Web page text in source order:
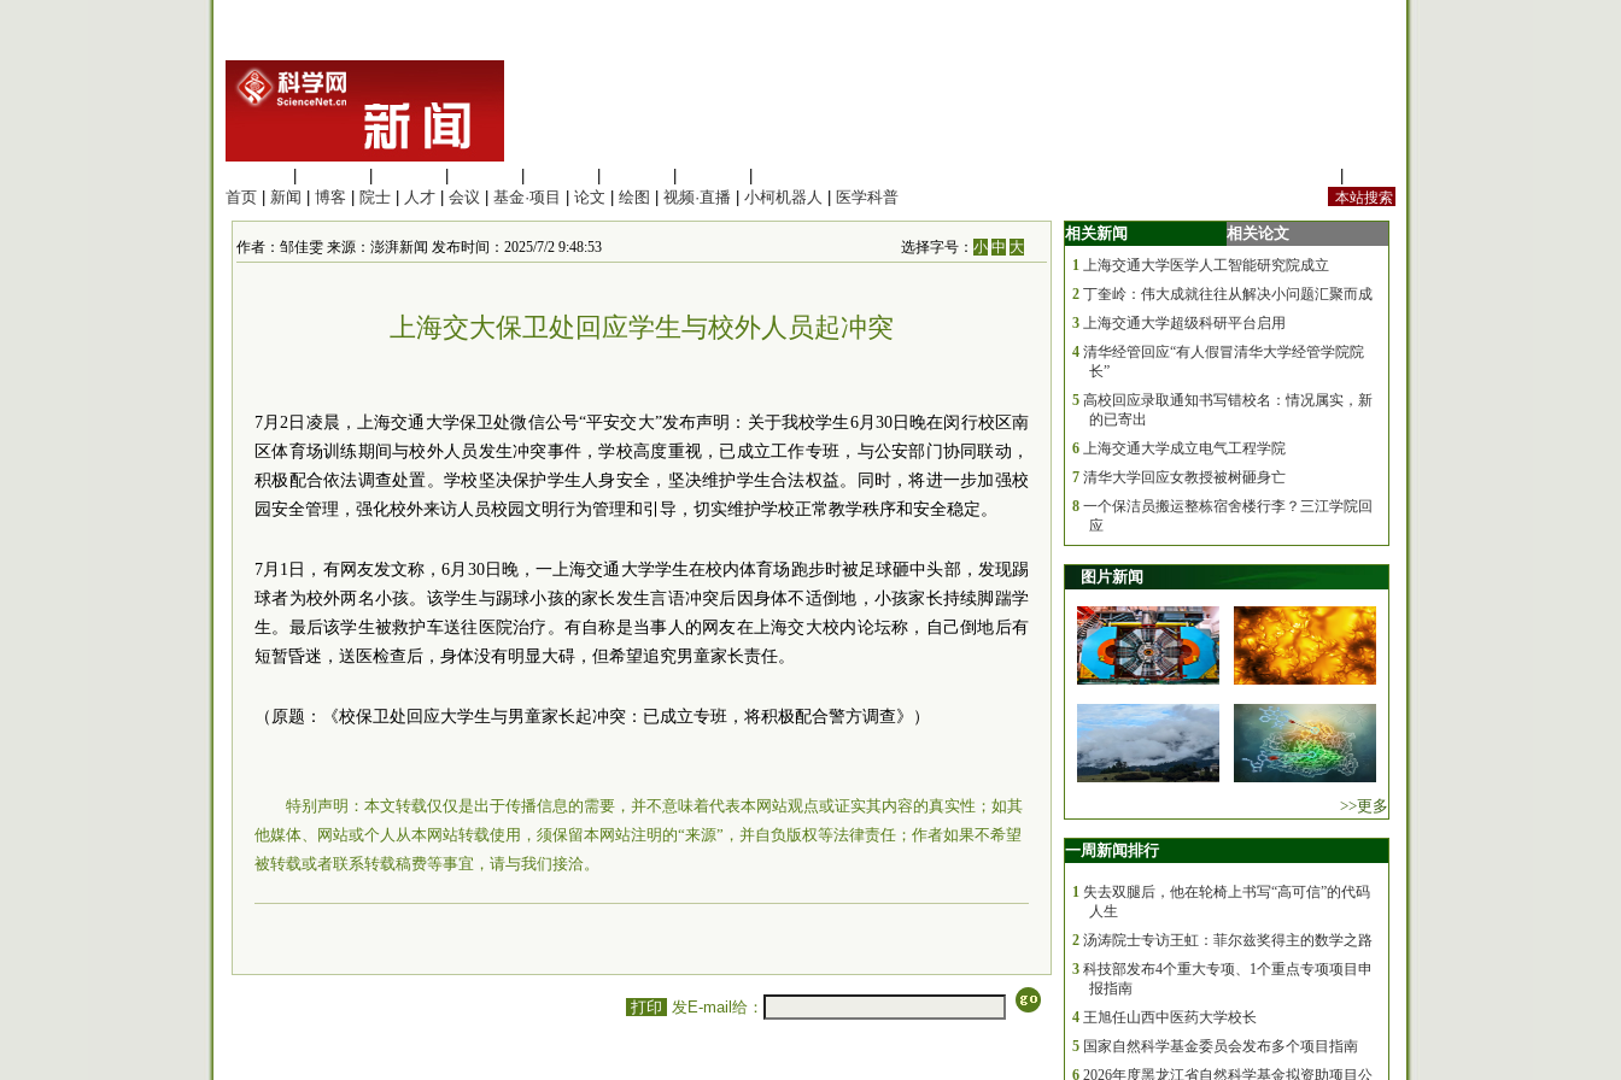
首页
新闻 博客 院士 人才 会议 基金·项目 论文 绘图 视频·直播 小柯机器人 医学科普
作者：邹佳雯 来源：澎湃新闻 发布时间：2025/7/2 9:48:53 选择字号：小 中 大
上海交大保卫处回应学生与校外人员起冲突
7月2日凌晨，上海交通大学保卫处微信公号“平安交大”发布声明：关于我校学生6月30日晚在闵行校区南
区体育场训练期间与校外人员发生冲突事件，学校高度重视，已成立工作专班，与公安部门协同联动，
积极配合依法调查处置。学校坚决保护学生人身安全，坚决维护学生合法权益。同时，将进一步加强校
园安全管理，强化校外来访人员校园文明行为管理和引导，切实维护学校正常教学秩序和安全稳定。
7月1日，有网友发文称，6月30日晚，一上海交通大学学生在校内体育场跑步时被足球砸中头部，发现踢
球者为校外两名小孩。该学生与踢球小孩的家长发生言语冲突后因身体不适倒地，小孩家长持续脚踹学
生。最后该学生被救护车送往医院治疗。有自称是当事人的网友在上海交大校内论坛称，自己倒地后有
短暂昏迷，送医检查后，身体没有明显大碍，但希望追究男童家长责任。
（原题：《校保卫处回应大学生与男童家长起冲突：已成立专班，将积极配合警方调查》）
特别声明：本文转载仅仅是出于传播信息的需要，并不意味着代表本网站观点或证实其内容的真实性；如其
他媒体、网站或个人从本网站转载使用，须保留本网站注明的“来源”，并自负版权等法律责任；作者如果不希望
被转载或者联系转载稿费等事宜，请与我们接洽。
打印 发E-mail给：
相关新闻 相关论文
1 上海交通大学医学人工智能研究院成立
2 丁奎岭：伟大成就往往从解决小问题汇聚而成
3 上海交通大学超级科研平台启用
4 清华经管回应“有人假冒清华大学经管学院院
长”
5 高校回应录取通知书写错校名：情况属实，新
的已寄出
6 上海交通大学成立电气工程学院
7 清华大学回应女教授被树砸身亡
8 一个保洁员搬运整栋宿舍楼行李？三江学院回
应
图片新闻
>>更多
一周新闻排行
1 失去双腿后，他在轮椅上书写“高可信”的代码
人生
2 汤涛院士专访王虹：菲尔兹奖得主的数学之路
3 科技部发布4个重大专项、1个重点专项项目申
报指南
4 王旭任山西中医药大学校长
5 国家自然科学基金委员会发布多个项目指南
6 2026年度黑龙江省自然科学基金拟资助项目公